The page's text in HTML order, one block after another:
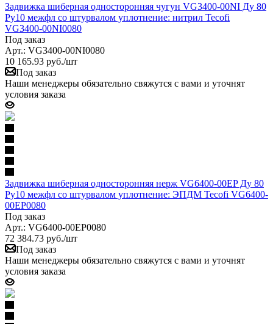
Задвижка шиберная односторонняя чугун VG3400-00NI Ду 80
Ру10 межфл со штурвалом уплотнение: нитрил Tecofi
VG3400-00NI0080
Под заказ
Арт.: VG3400-00NI0080
10 165.93 руб./шт
Под заказ
Наши менеджеры обязательно свяжутся с вами и уточнят
условия заказа
Задвижка шиберная односторонняя нерж VG6400-00EP Ду 80
Ру10 межфл со штурвалом уплотнение: ЭПДМ Tecofi VG6400-
00EP0080
Под заказ
Арт.: VG6400-00EP0080
72 384.73 руб./шт
Под заказ
Наши менеджеры обязательно свяжутся с вами и уточнят
условия заказа